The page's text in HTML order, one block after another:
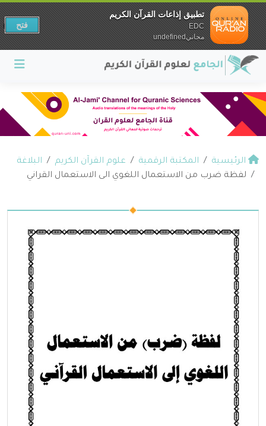
الرئيسية المكتبة الرقمية علوم القرآن الكريم
البلاغة
لفظة ضرب من الاستعمال اللغوي الى الاستعمال القراني
تطبيق إذاعات القرآن الكريم
EDC
مجانيundefined
فتح